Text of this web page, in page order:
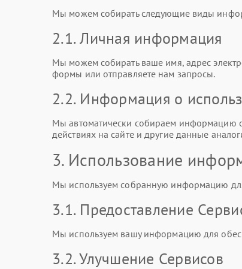
Мы можем собирать следующие виды
2.1. Личная информация
Мы можем собирать ваше имя, адрес
формы или отправляете нам запросы.
2.2. Информация о
Мы автоматически собираем информацию
действиях на сайте и другие данные
3. Использование
Мы используем собранную информацию
3.1. Предоставление
Мы используем вашу информацию для
3.2. Улучшение Сервисов